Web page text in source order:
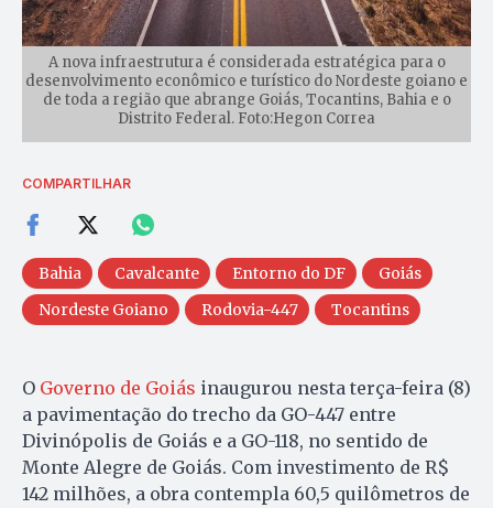
A nova infraestrutura é considerada estratégica para o
desenvolvimento econômico e turístico do Nordeste goiano e
de toda a região que abrange Goiás, Tocantins, Bahia e o
Distrito Federal. Foto:Hegon Correa
COMPARTILHAR
Bahia Cavalcante Entorno do DF
Goiás
Nordeste Goiano
Rodovia-447 Tocantins
O Governo de Goiás inaugurou nesta terça-feira (8)
a pavimentação do trecho da GO-447 entre
Divinópolis de Goiás e a GO-118, no sentido de
Monte Alegre de Goiás. Com investimento de R$
142 milhões, a obra contempla 60,5 quilômetros de